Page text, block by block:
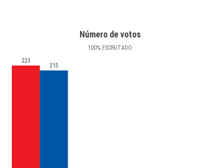
Número de votos
100% ESCRUTADO
223
215